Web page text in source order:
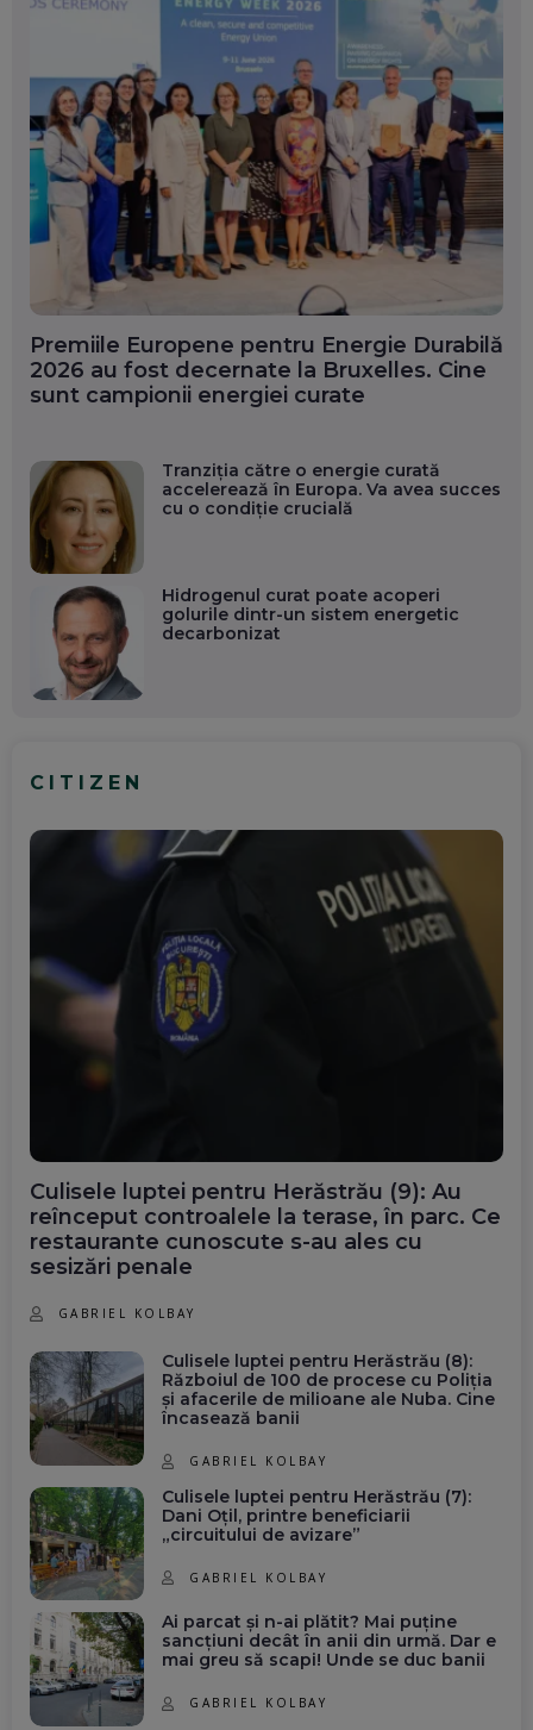
Premiile Europene pentru Energie Durabilă
2026 au fost decernate la Bruxelles. Cine
sunt campionii energiei curate
Tranziția către o energie curată
accelerează în Europa. Va avea succes
cu o condiție crucială
Hidrogenul curat poate acoperi
golurile dintr-un sistem energetic
decarbonizat
CITIZEN
Culisele luptei pentru Herăstrău (9): Au
reînceput controalele la terase, în parc. Ce
restaurante cunoscute s-au ales cu
sesizări penale
GABRIEL KOLBAY
Culisele luptei pentru Herăstrău (8):
Războiul de 100 de procese cu Poliția
și afacerile de milioane ale Nuba. Cine
încasează banii
GABRIEL KOLBAY
Culisele luptei pentru Herăstrău (7):
Dani Oțil, printre beneficiarii
„circuitului de avizare”
GABRIEL KOLBAY
Ai parcat și n-ai plătit? Mai puține
sancțiuni decât în anii din urmă. Dar e
mai greu să scapi! Unde se duc banii
GABRIEL KOLBAY